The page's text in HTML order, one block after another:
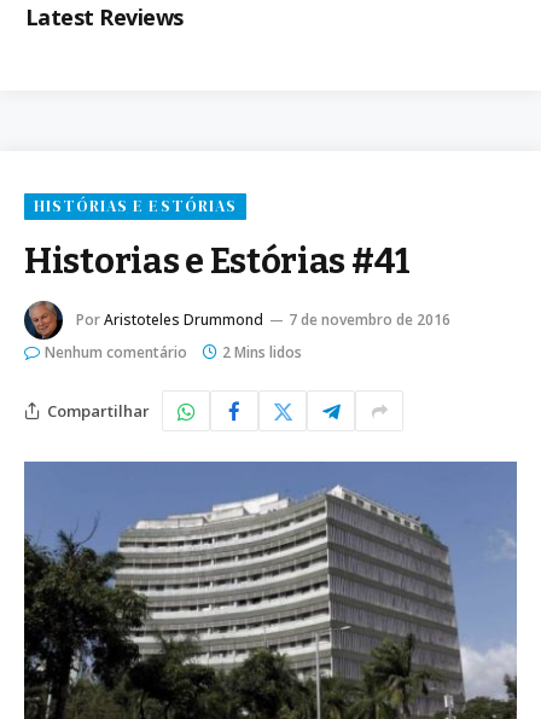
Latest Reviews
HISTÓRIAS E ESTÓRIAS
Historias e Estórias #41
PorAristoteles Drummond
7 de novembro de 2016
Nenhum comentário
2 Mins lidos
Compartilhar